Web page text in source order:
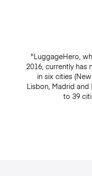
"LuggageHero,
2016, currently has
in six cities
Lisbon, Madrid
to 39